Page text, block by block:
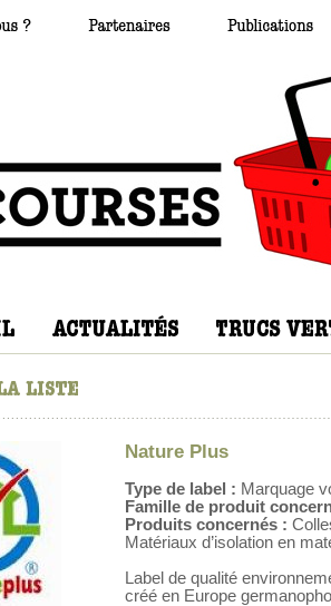
Nature Plus
Type de label : Marquage
Famille de produit
Produits concernés :
Matériaux d’isolation en
Label de qualité
créé en Europe